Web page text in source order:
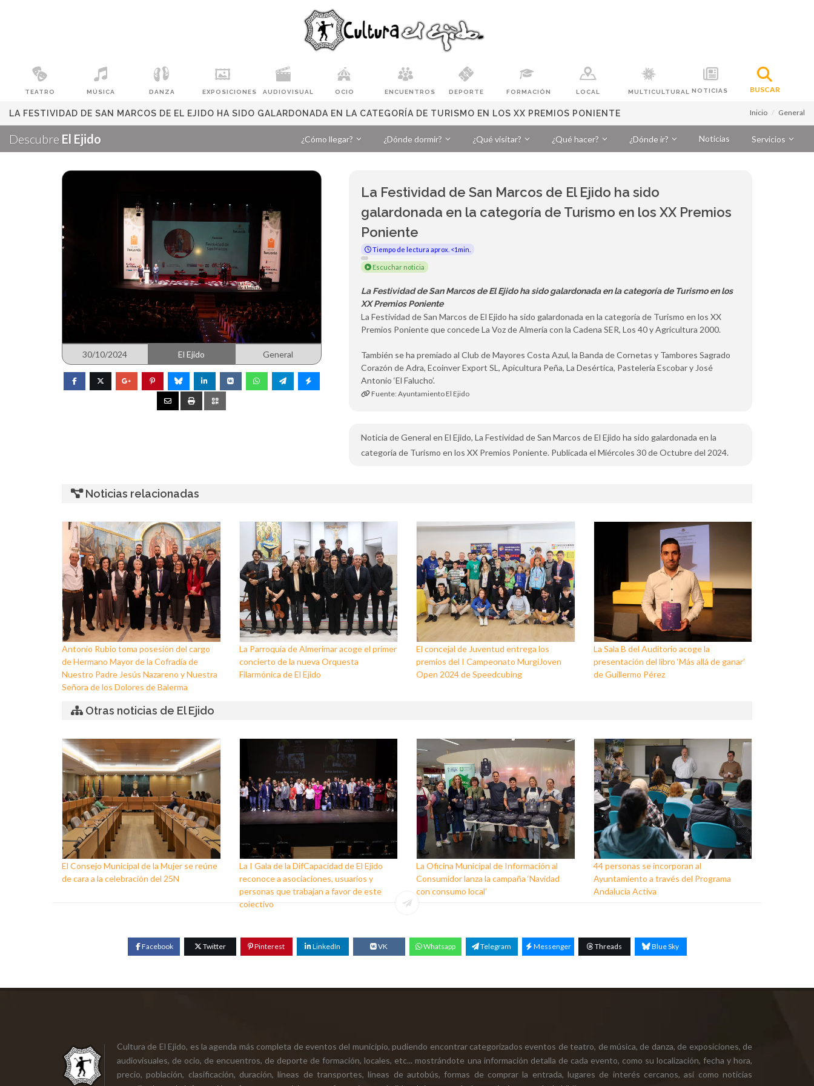
TEATRO MÚSICA DANZA EXPOSICIONES AUDIOVISUAL OCIO ENCUENTROS DEPORTE FORMACIÓN LOCAL MULTICULTURAL NOTICIAS BUSCAR
LA FESTIVIDAD DE SAN MARCOS DE EL EJIDO HA SIDO GALARDONADA EN LA CATEGORÍA DE TURISMO EN LOS XX PREMIOS PONIENTE Inicio General
Descubre El Ejido ¿Cómo llegar? ¿Dónde dormir? ¿Qué visitar? ¿Qué hacer? ¿Dónde ir? Noticias Servicios
30/10/2024 El Ejido General
La Festividad de San Marcos de El Ejido ha sido
galardonada en la categoría de Turismo en los XX Premios
Poniente
Tiempo de lectura aprox. <1min.
Escuchar noticia
La Festividad de San Marcos de El Ejido ha sido galardonada en la categoría de Turismo en los
XX Premios Poniente
La Festividad de San Marcos de El Ejido ha sido galardonada en la categoría de Turismo en los XX
Premios Poniente que concede La Voz de Almería con la Cadena SER, Los 40 y Agricultura 2000.
También se ha premiado al Club de Mayores Costa Azul, la Banda de Cornetas y Tambores Sagrado
Corazón de Adra, Ecoinver Export SL, Apicultura Peña, La Desértica, Pastelería Escobar y José
Antonio ‘El Falucho’.
Fuente: Ayuntamiento El Ejido
Noticia de General en El Ejido, La Festividad de San Marcos de El Ejido ha sido galardonada en la
categoría de Turismo en los XX Premios Poniente. Publicada el Miércoles 30 de Octubre del 2024.
Noticias relacionadas
Antonio Rubio toma posesión del cargo
de Hermano Mayor de la Cofradía de
Nuestro Padre Jesús Nazareno y Nuestra
Señora de los Dolores de Balerma
La Parroquia de Almerimar acoge el primer
concierto de la nueva Orquesta
Filarmónica de El Ejido
El concejal de Juventud entrega los
premios del I Campeonato MurgiJoven
Open 2024 de Speedcubing
La Sala B del Auditorio acoge la
presentación del libro ‘Más allá de ganar’
de Guillermo Pérez
Otras noticias de El Ejido
El Consejo Municipal de la Mujer se reúne
de cara a la celebración del 25N
La I Gala de la DifCapacidad de El Ejido
reconoce a asociaciones, usuarios y
personas que trabajan a favor de este
colectivo
La Oficina Municipal de Información al
Consumidor lanza la campaña ‘Navidad
con consumo local’
44 personas se incorporan al
Ayuntamiento a través del Programa
Andalucía Activa
Facebook Twitter Pinterest LinkedIn VK Whatsapp Telegram Messenger Threads Blue Sky
Cultura de El Ejido, es la agenda más completa de eventos del municipio, pudiendo encontrar categorizados eventos de teatro, de música, de danza, de exposiciones, de
audiovisuales, de ocio, de encuentros, de deporte de formación, locales, etc... mostrándote una información detalla de cada evento, como su localización, fecha y hora,
precio, población, clasificación, duración, líneas de transportes, líneas de autobús, formas de comprar la entrada, lugares de interés cercanos, así como noticias